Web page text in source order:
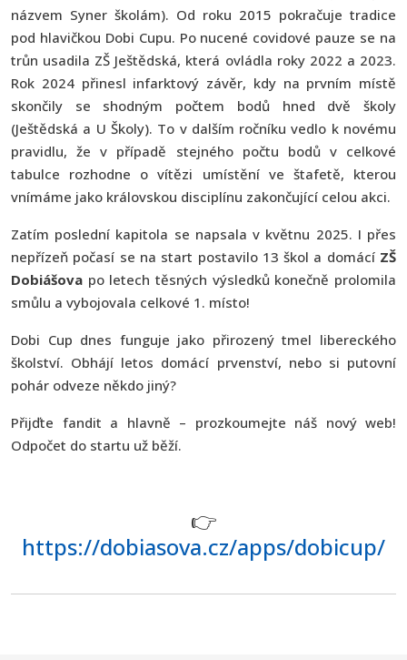
názvem Syner školám). Od roku 2015 pokračuje tradice
pod hlavičkou Dobi Cupu. Po nucené covidové pauze se na
trůn usadila ZŠ Ještědská, která ovládla roky 2022 a 2023.
Rok 2024 přinesl infarktový závěr, kdy na prvním místě
skončily se shodným počtem bodů hned dvě školy
(Ještědská a U Školy). To v dalším ročníku vedlo k novému
pravidlu, že v případě stejného počtu bodů v celkové
tabulce rozhodne o vítězi umístění ve štafetě, kterou
vnímáme jako královskou disciplínu zakončující celou akci.
Zatím poslední kapitola se napsala v květnu 2025. I přes
nepřízeň počasí se na start postavilo 13 škol a domácí ZŠ
Dobiášova po letech těsných výsledků konečně prolomila
smůlu a vybojovala celkové 1. místo!
Dobi Cup dnes funguje jako přirozený tmel libereckého
školství. Obhájí letos domácí prvenství, nebo si putovní
pohár odveze někdo jiný?
Přijďte fandit a hlavně – prozkoumejte náš nový web!
Odpočet do startu už běží.
👉
https://dobiasova.cz/apps/dobicup/